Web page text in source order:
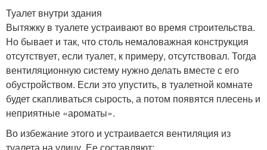
Туалет внутри здания
Вытяжку в туалете устраивают во время строительства.
Но бывает и так, что столь немаловажная конструкция
отсутствует, если туалет, к примеру, отсутствовал. Тогда
вентиляционную систему нужно делать вместе с его
обустройством. Если это упустить, в туалетной комнате
будет скапливаться сырость, а потом появятся плесень и
неприятные «ароматы».
Во избежание этого и устраивается вентиляция из
туалета на улицу. Ее составляют: